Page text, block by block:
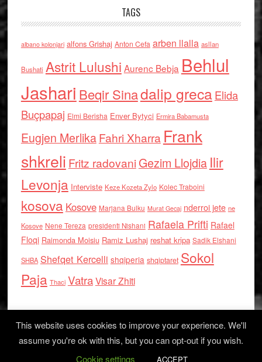
TAGS
albano kolonjari alfons Grishaj Anton Cefa arben llalla asllan
Bushati Astrit Lulushi Aurenc Bebja Behlul
Jashari Beqir Sinadalip grecaElida
Buçpapaj Elmi Berisha Enver Bytyci Ermira Babamusta
Eugjen MerlikaFahri Xharra Frank
shkreli Fritz radovaniGezim Llojdia Ilir
Levonja Interviste Keze Kozeta Zylo Kolec Traboini
kosova Kosove Marjana Bulku Murat Gecaj nderroi jete ne
Kosove Nene Tereza presidenti Nishani Rafaela Prifti Rafael
Floqi Raimonda Moisiu Ramiz Lushaj reshat kripa Sadik Elshani
SHBA Shefqet Kercelli shqiperia shqiptaret Sokol
Paja Thaci VatraVisar Zhiti
Log in
This website uses cookies to improve your experience. We'll
assume you're ok with this, but you can opt-out if you wish.
Cookie settings
ACCEPT